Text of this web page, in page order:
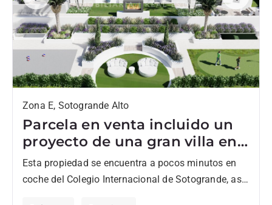
Previous Next
Zona E, Sotogrande Alto
Parcela en venta incluido un
proyecto de una gran villa en
Sotogrande Alto
Esta propiedad se encuentra a pocos minutos en
coche del Colegio Internacional de Sotogrande, así